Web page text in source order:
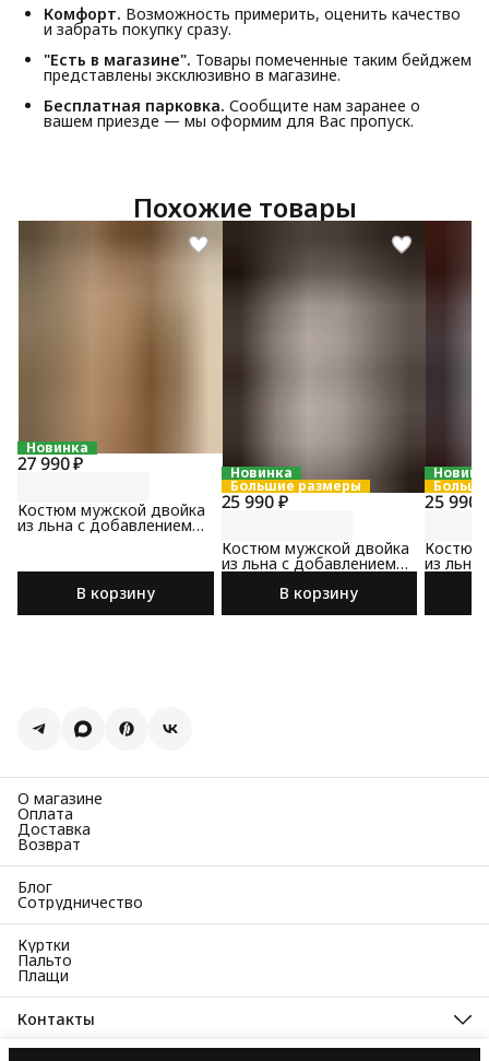
Комфорт. Возможность примерить, оценить качество
и забрать покупку сразу.
"Есть в магазине". Товары помеченные таким бейджем
представлены эксклюзивно в магазине.
Бесплатная парковка. Сообщите нам заранее о
вашем приезде — мы оформим для Вас пропуск.
Похожие товары
Новинка
27 990 ₽
Костюм мужской двойка
из льна с добавлением
хлопка бежевого цвета
В корзину
Новинка
Большие размеры
25 990 ₽
Костюм мужской двойка
из льна с добавлением
хлопка бежевого цвета
В корзину
25 990
Костюм
из льна
хлопка
О магазине
Оплата
Доставка
Возврат
Блог
Сотрудничество
Куртки
Пальто
Плащи
Контакты
Адрес